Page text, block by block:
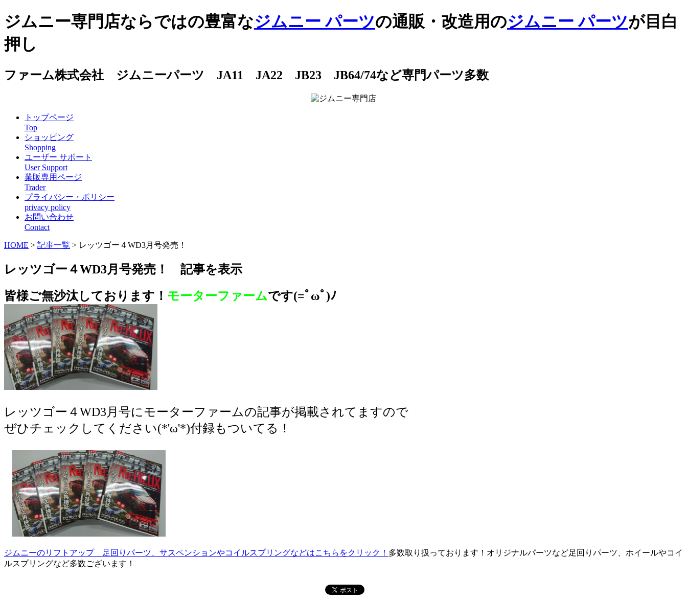
ジムニー専門店ならではの豊富なジムニー パーツの通販・改造用のジムニー パーツが目白
押し
ファーム株式会社 ジムニーパーツ JA11 JA22 JB23 JB64/74など専門パーツ多数
トップページ
Top
ショッピング
Shopping
ユーザー サポート
User Support
業販専用ページ
Trader
プライバシー・ポリシー
privacy policy
お問い合わせ
Contact
HOME > 記事一覧 > レッツゴー４WD3月号発売！
レッツゴー４WD3月号発売！ 記事を表示
皆様ご無沙汰しております！ モーターファームです(=ﾟωﾟ)ﾉ
レッツゴー４WD3月号にモーターファームの記事が掲載されてますので
ぜひチェックしてください(*'ω'*)付録もついてる！
ジムニーのリフトアップ 足回りパーツ、サスペンションやコイルスプリングなどはこちらをクリック！ 多数取り扱っております！オリジナルパーツなど足回りパーツ、ホイールやコイ
ルスプリングなど多数ございます！